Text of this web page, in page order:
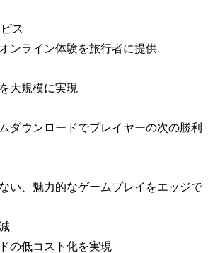
ス
ンライン体験を旅行者に提供
大規模に実現
ダウンロードでプレイヤーの次の勝利
い、魅力的なゲームプレイをエッジで
の低コスト化を実現